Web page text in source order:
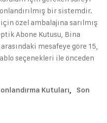
bir sistemdir.
özel ambalajına sarılmış
Abone Kutusu, Bina
mesafeye göre 15,
seçenekleri ile önceden
Kutuları,
Son